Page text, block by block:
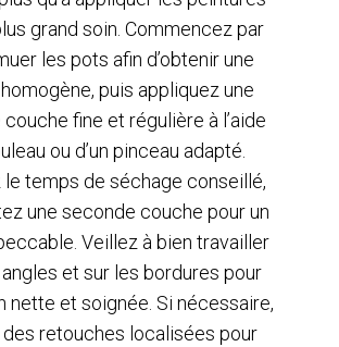
grand soin. Commencez par
les pots afin d’obtenir une
puis appliquez une
fine et régulière à l’aide
ou d’un pinceau adapté.
temps de séchage conseillé,
une seconde couche pour un
Veillez à bien travailler
et sur les bordures pour
nette et soignée. Si nécessaire,
retouches localisées pour